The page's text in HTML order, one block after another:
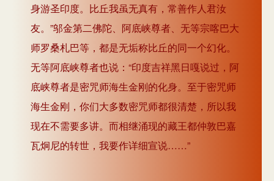
身游圣印度。比丘我虽无真有，常善作人君汝
友。”邬金第二佛陀、阿底峡尊者、无等宗喀巴大
师罗桑札巴等，都是无垢称比丘的同一个幻化。
无等阿底峡尊者也说：“印度吉祥黑日嘎说过，阿
底峡尊者是密咒师海生金刚的化身。至于密咒师
海生金刚，你们大多数密咒师都很清楚，所以我
现在不需要多讲。而相继涌现的藏王都仲敦巴嘉
瓦炯尼的转世，我要作详细宣说……”